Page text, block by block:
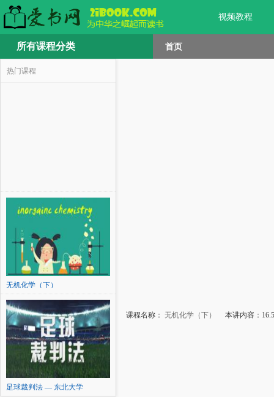
视频教程
所有课程分类 首页
热门课程
无机化学（下）
足球裁判法 — 东北大学
课程名称： 无机化学（下） 本讲内容：